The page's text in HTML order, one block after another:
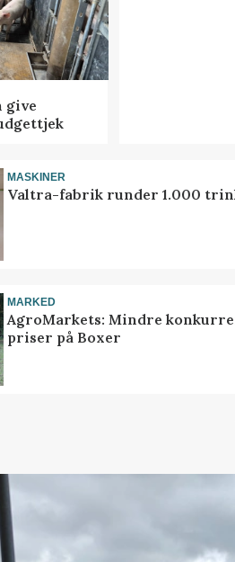
give
MASKINER
Valtra-fabrik runder 1.000
MARKED
AgroMarkets: Mindre
priser på Boxer